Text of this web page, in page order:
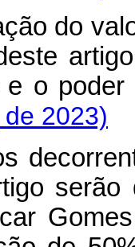
do
e o
2023)
serão